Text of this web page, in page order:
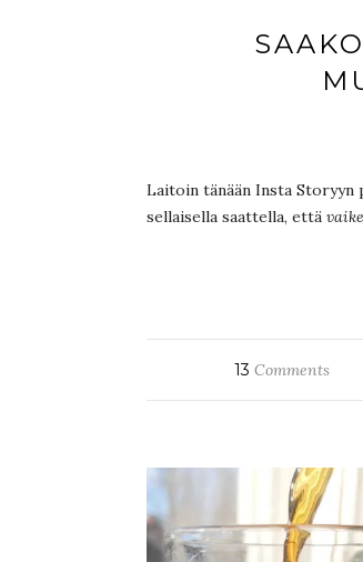
Laitoin tänään Insta Storyyn
sellaisella saattella, että
13 Comments